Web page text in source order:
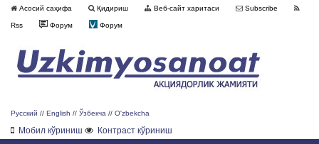
Асосий саҳифа Қидириш Веб-сайт харитаси Subscribe
Rss Форум Форум
Русский // English // Ўзбекча // O'zbekcha
Мобил кўриниш Контраст кўриниш